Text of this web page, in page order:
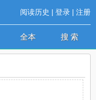
阅读历史 | 登录| 注册
全本 搜 索